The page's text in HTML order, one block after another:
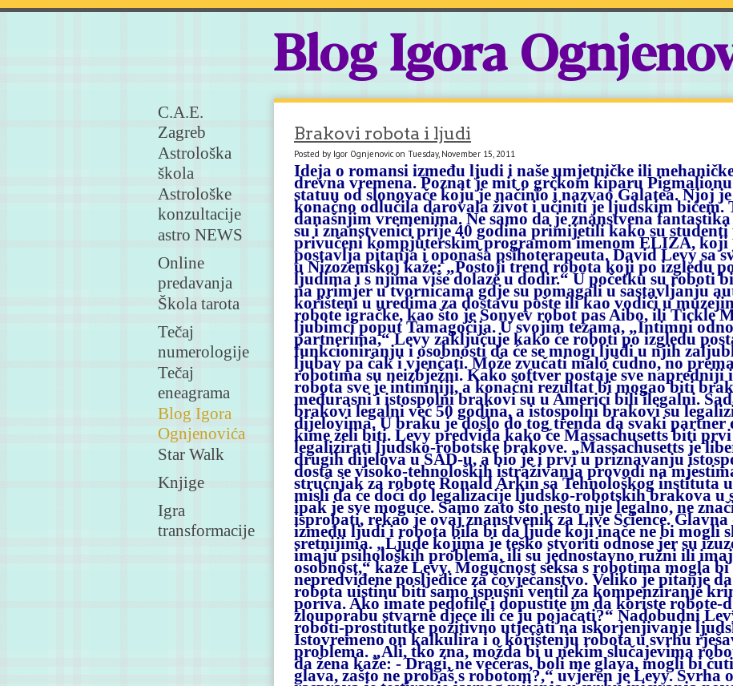
Blog Igora
C.A.E.
Zagreb
Astrološka
škola
Astrološke
konzultacije
astro NEWS
Online
predavanja
Škola tarota
Tečaj
numerologije
Tečaj
eneagrama
Blog Igora
Ognjenovića
Star Walk
Knjige
Igra
transformacije
Brakovi robota i ljudi
Posted by Igor Ognjenovic on Tuesday, November 15, 2011
Ideja o romansi između ljudi i naše umjetničke ili
drevna vremena. Poznat je mit o grčkom kiparu
statuu od slonovače koju je načinio i nazvao Galatea. Njoj
konačno odlučila darovala život i učiniti je ljudskim bićem.
današnjim vremenima. Ne samo da je znanstvena
su i znanstvenici prije 40 godina primijetili kako su studenti
privučeni kompjuterskim programom imenom ELIZA, koji
postavlja pitanja i oponaša psihoterapeuta. David Levy sa
u Nizozemskoj kaže: „Postoji trend robota koji po izgledu
ljudima i s njima više dolaze u dodir.“ U početku su roboti
na primjer u tvornicama gdje su pomagali u sastavljanju
korišteni u uredima za dostavu pošte ili kao vodiči u
robote igračke, kao što je Sonyev robot pas Aibo, ili Tickle
ljubimci poput Tamagočija. U svojim tezama, „Intimni
partnerima,“ Levy zaključuje kako će roboti po izgledu
funkcioniranju i osobnosti da će se mnogi ljudi u njih
ljubav pa čak i vjenčati. Može zvučati malo čudno, no
robotima su neizbježni. Kako softver postaje sve napredniji
robota sve je intimniji, a konačni rezultat bi mogao biti
međurasni i istospolni brakovi su u Americi bili ilegalni.
brakovi legalni već 50 godina, a istospolni brakovi su
dijelovima. U braku je došlo do tog trenda da svaki partner
kime želi biti. Levy predviđa kako će Massachusetts biti
legalizirati ljudsko-robotske brakove. „Massachusetts je
drugih dijelova u SAD-u, a bio je i prvi u priznavanju
dosta se visoko-tehnoloških istraživanja provodi na
stručnjak za robote Ronald Arkin sa Tehnološkog instituta
misli da će doći do legalizacije ljudsko-robotskih brakova u
ipak je sve moguće. Samo zato što nešto nije legalno, ne
isprobati, rekao je ovaj znanstvenik za Live Science.
između ljudi i robota bila bi da ljude koji inače ne bi mogli
sretnijima. „Ljude kojima je teško stvoriti odnose jer su
imaju psiholoških problema, ili su jednostavno ružni ili
osobnost,“ kaže Levy. Mogućnost seksa s robotima mogla
nepredviđene posljedice za čovječanstvo. Veliko je pitanje
robota uistinu biti samo ispušni ventil za kompenziranje
poriva. Ako imate pedofile i dopustite im da koriste robote-
zlouporabu stvarne djece ili će ju pojačati?“ Nadobudni
roboti-prostitutke pozitivno utjecati na iskorjenjivanje
Istovremeno on kalkulira i o korištenju robota u svrhu
problema. „Ali, tko zna, možda bi u nekim slučajevima
da žena kaže: - Dragi, ne večeras, boli me glava, mogli bi
glava, zašto ne probaš s robotom?,“ uvjeren je Levy. Svrha